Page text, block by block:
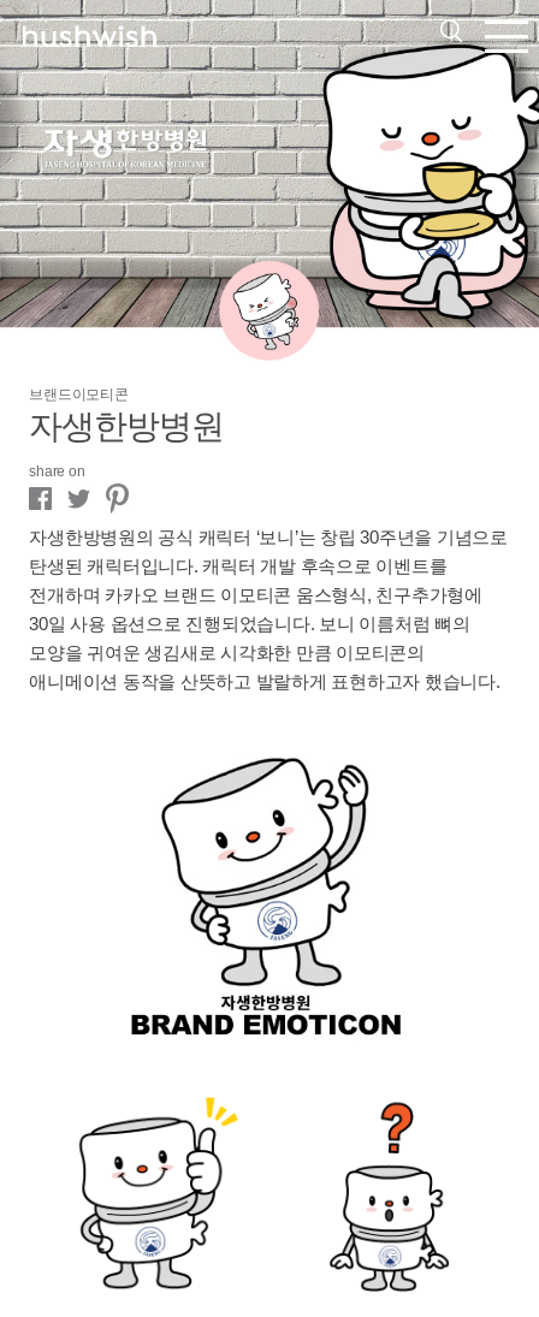
브랜드이모티콘
자생한방병원
share on
자생한방병원의 공식 캐릭터 ‘보니’는 창립 30주년을 기념으로
탄생된 캐릭터입니다. 캐릭터 개발 후속으로 이벤트를
전개하며 카카오 브랜드 이모티콘 움스형식, 친구추가형에
30일 사용 옵션으로 진행되었습니다. 보니 이름처럼 뼈의
모양을 귀여운 생김새로 시각화한 만큼 이모티콘의
애니메이션 동작을 산뜻하고 발랄하게 표현하고자 했습니다.